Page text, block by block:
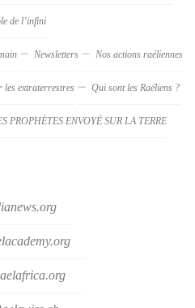
de l’infini
Newsletters Nos actions raéliennes
les extraterrestres Qui sont les Raéliens ?
PROPHÈTES ENVOYÉ SUR LA TERRE